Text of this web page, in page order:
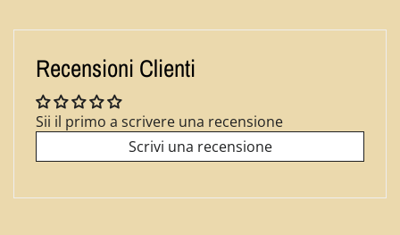
Facebook
Twitter
Pinterest
Recensioni Clienti
Sii il primo a scrivere una recensione
Scrivi una recensione